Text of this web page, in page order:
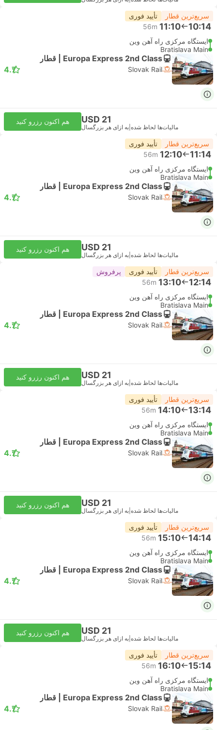
سریع‌ترین قطار تأیید فوری
10:14
11:10
56m
ایستگاه مرکزی راه آهن وین
Bratislava Main
Europa Express 2nd Class | قطار
Slovak Rail
4.7
USD 21
مالیات‌ها لحاظ شده به ازای هر بزرگسال
هم اکنون رزرو کنید
سریع‌ترین قطار تأیید فوری
11:14
12:10
56m
ایستگاه مرکزی راه آهن وین
Bratislava Main
Europa Express 2nd Class | قطار
Slovak Rail
4.7
USD 21
مالیات‌ها لحاظ شده به ازای هر بزرگسال
هم اکنون رزرو کنید
سریع‌ترین قطار تأیید فوری پرفروش
12:14
13:10
56m
ایستگاه مرکزی راه آهن وین
Bratislava Main
Europa Express 2nd Class | قطار
Slovak Rail
4.7
USD 21
مالیات‌ها لحاظ شده به ازای هر بزرگسال
هم اکنون رزرو کنید
سریع‌ترین قطار تأیید فوری
13:14
14:10
56m
ایستگاه مرکزی راه آهن وین
Bratislava Main
Europa Express 2nd Class | قطار
Slovak Rail
4.7
USD 21
مالیات‌ها لحاظ شده به ازای هر بزرگسال
هم اکنون رزرو کنید
سریع‌ترین قطار تأیید فوری
14:14
15:10
56m
ایستگاه مرکزی راه آهن وین
Bratislava Main
Europa Express 2nd Class | قطار
Slovak Rail
4.7
USD 21
مالیات‌ها لحاظ شده به ازای هر بزرگسال
هم اکنون رزرو کنید
سریع‌ترین قطار تأیید فوری
15:14
16:10
56m
ایستگاه مرکزی راه آهن وین
Bratislava Main
Europa Express 2nd Class | قطار
Slovak Rail
4.7